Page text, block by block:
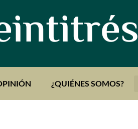
¿QUIÉNES SOMOS?